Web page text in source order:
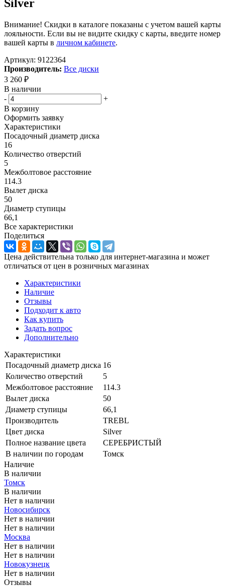
Silver
Внимание! Скидки в каталоге показаны с учетом вашей карты
лояльности. Если вы не видите скидку с карты, введите номер
вашей карты в личном кабинете.
Артикул: 9122364
Производитель: Все диски
3 260 ₽
В наличии
-
+
В корзину
Оформить заявку
Характеристики
Посадочный диаметр диска
16
Количество отверстий
5
Межболтовое расстояние
114.3
Вылет диска
50
Диаметр ступицы
66,1
Все характеристики
Поделиться
Цена действительна только для интернет-магазина и может
отличаться от цен в розничных магазинах
Характеристики
Наличие
Отзывы
Подходит к авто
Как купить
Задать вопрос
Дополнительно
Характеристики
Посадочный диаметр диска 16
Количество отверстий
5
Межболтовое расстояние
114.3
Вылет диска
50
Диаметр ступицы
66,1
Производитель
TREBL
Цвет диска
Silver
Полное название цвета
СЕРЕБРИСТЫЙ
В наличии по городам
Томск
Наличие
В наличии
Томск
В наличии
Нет в наличии
Новосибирск
Нет в наличии
Нет в наличии
Москва
Нет в наличии
Нет в наличии
Новокузнецк
Нет в наличии
Отзывы